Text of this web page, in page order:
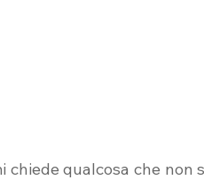
chiede qualcosa che non